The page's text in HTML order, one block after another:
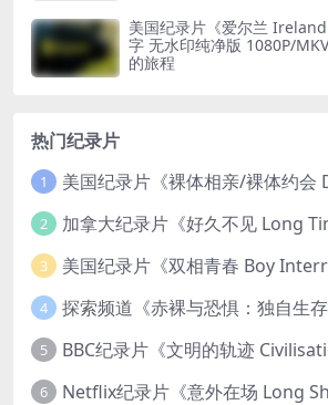
美国纪录片《爱尔兰
字 无水印纯净版 1080P/
的旅程
热门纪录片
1
2
3
4
5
6